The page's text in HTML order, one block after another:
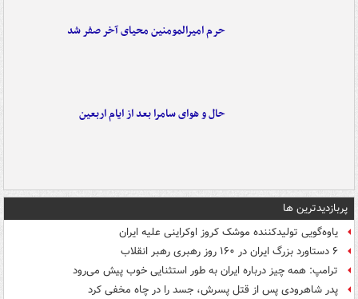
حرم امیرالمومنین محیای آخر صفر شد
حال و هوای سامرا بعد از ایام اربعین
پربازدیدترین ها
یاوه‌گویی تولیدکننده موشک کروز اوکراینی علیه ایران
۶ دستاورد بزرگ ایران در ۱۶۰ روز رهبری رهبر انقلاب
ترامپ: همه چیز درباره ایران به طور استثنایی خوب پیش می‌رود
پدر شاهرودی پس از قتل پسرش، جسد را در چاه مخفی کرد